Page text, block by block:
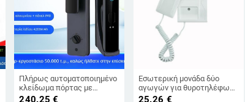
Πλήρως αυτοματοποιημένο
κλείδωμα πόρτας με
αναγνώριση δακτυλικού
240.25 €
Εσωτερική μονάδα δύο
αγωγών για θυροτηλέφωνο
κτιρίου — ήχος μόνο,
25.26 €